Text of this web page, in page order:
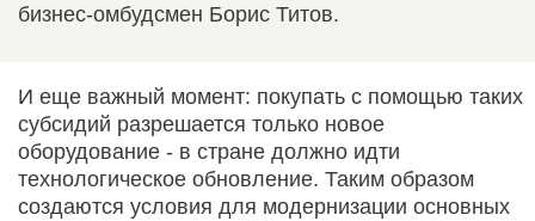
бизнес-омбудсмен Борис Титов.
И еще важный момент: покупать с помощью таких
субсидий разрешается только новое
оборудование - в стране должно идти
технологическое обновление. Таким образом
создаются условия для модернизации основных